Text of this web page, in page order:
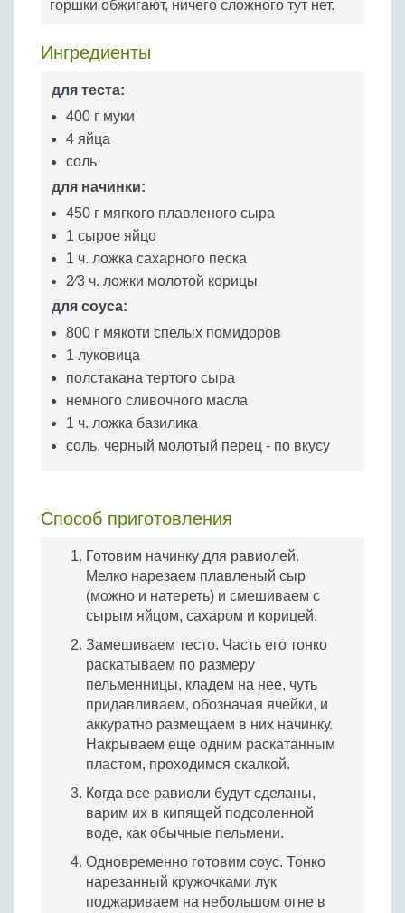
Бобовые
Крупы
горшки обжигают, ничего сложного тут нет.
Ингредиенты
для теста:
400 г муки
4 яйца
соль
для начинки:
450 г мягкого плавленого сыра
1 сырое яйцо
1 ч. ложка сахарного песка
2⁄3 ч. ложки молотой корицы
для соуса:
800 г мякоти спелых помидоров
1 луковица
полстакана тертого сыра
немного сливочного масла
1 ч. ложка базилика
соль, черный молотый перец - по вкусу
Способ приготовления
Готовим начинку для равиолей.
Мелко нарезаем плавленый сыр
(можно и натереть) и смешиваем с
сырым яйцом, сахаром и корицей.
Замешиваем тесто. Часть его тонко
раскатываем по размеру
пельменницы, кладем на нее, чуть
придавливаем, обозначая ячейки, и
аккуратно размещаем в них начинку.
Накрываем еще одним раскатанным
пластом, проходимся скалкой.
Когда все равиоли будут сделаны,
варим их в кипящей подсоленной
воде, как обычные пельмени.
Одновременно готовим соус. Тонко
нарезанный кружочками лук
поджариваем на небольшом огне в